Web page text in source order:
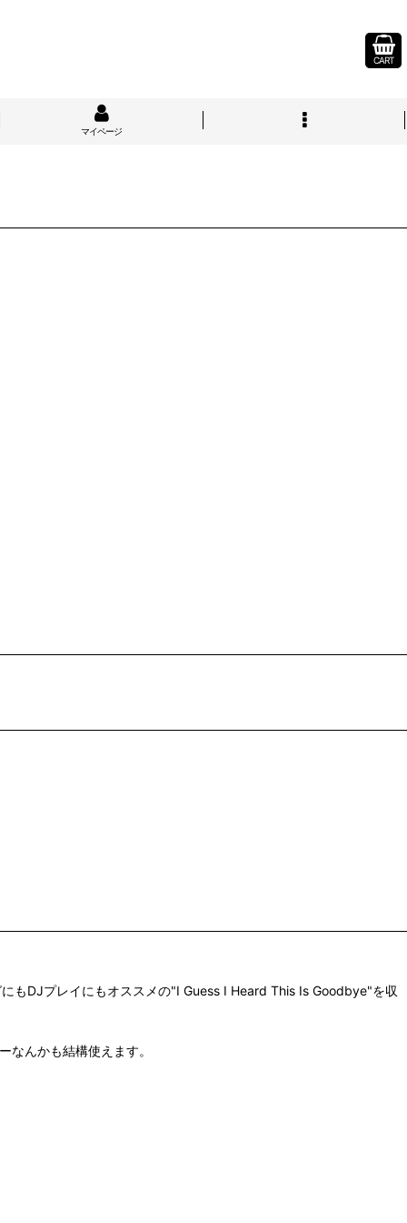
CART
マイページ
もDJプレイにもオススメの"I Guess I Heard This Is Goodbye"を収
んかも結構使えます。